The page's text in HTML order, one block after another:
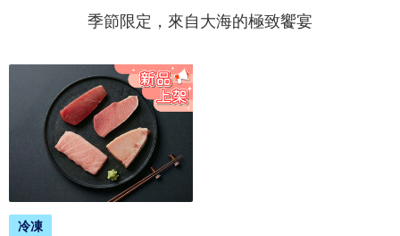
季節限定，來自大海的極致饗宴
冷凍